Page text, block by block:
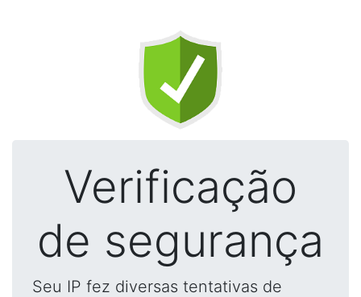
Verificação
de segurança
Seu IP fez diversas tentativas de